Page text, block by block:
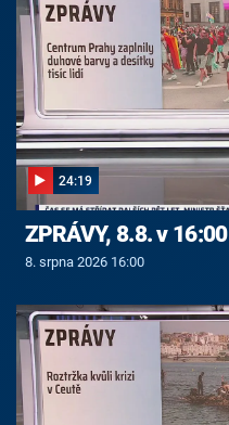
24:19
ZPRÁVY, 8.8. v 16:00
8. srpna 2026 16:00